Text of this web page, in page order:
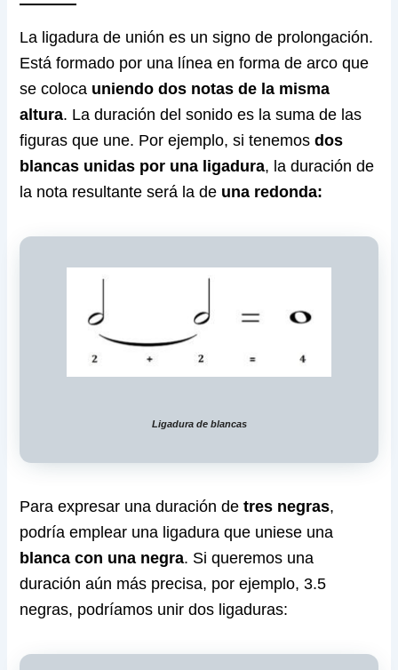
La ligadura de unión es un signo de prolongación.
Está formado por una línea en forma de arco que
se coloca uniendo dos notas de la misma
altura. La duración del sonido es la suma de las
figuras que une. Por ejemplo, si tenemosdos
blancas unidas por una ligadura, la duración de
la nota resultante será la de una redonda:
Ligadura de blancas
Para expresar una duración detres negras,
podría emplear una ligadura que uniese una
blanca con una negra. Si queremos una
duración aún más precisa, por ejemplo, 3.5
negras, podríamos unir dos ligaduras: